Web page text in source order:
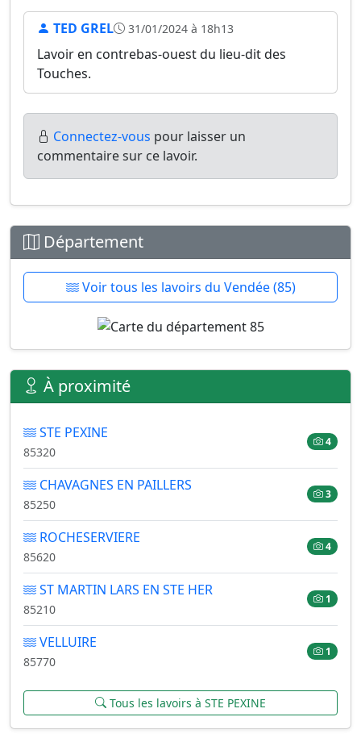
TED GREL 31/01/2024 à 18h13
Lavoir en contrebas-ouest du lieu-dit des
Touches.
Connectez-vous pour laisser un
commentaire sur ce lavoir.
Département
Voir tous les lavoirs du Vendée (85)
À proximité
STE PEXINE
85320
4
CHAVAGNES EN PAILLERS
85250
3
ROCHESERVIERE
85620
4
ST MARTIN LARS EN STE HER
85210
1
VELLUIRE
85770
1
Tous les lavoirs à STE PEXINE